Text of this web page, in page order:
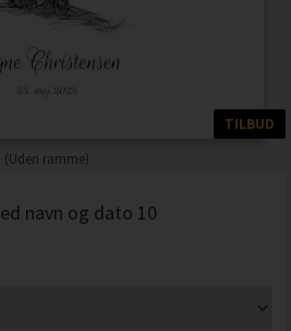
TILBUD
(Uden ramme)
navn og dato 10